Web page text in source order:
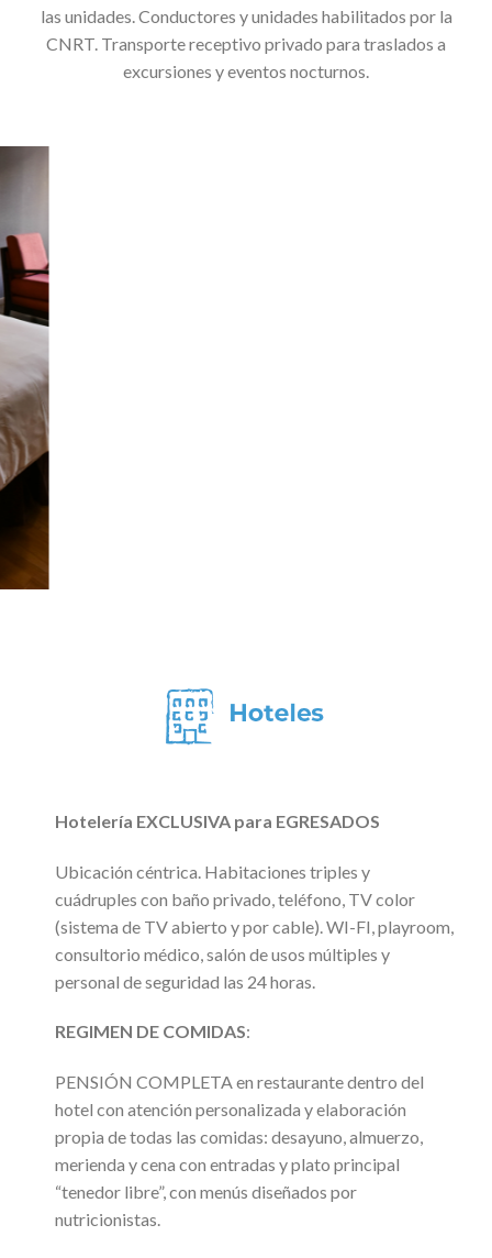
las unidades. Conductores y unidades habilitados por la
CNRT. Transporte receptivo privado para traslados a
excursiones y eventos nocturnos.
Hotelería EXCLUSIVA para EGRESADOS
Ubicación céntrica. Habitaciones triples y
cuádruples con baño privado, teléfono, TV color
(sistema de TV abierto y por cable). WI-FI, playroom,
consultorio médico, salón de usos múltiples y
personal de seguridad las 24 horas.
REGIMEN DE COMIDAS:
PENSIÓN COMPLETA en restaurante dentro del
hotel con atención personalizada y elaboración
propia de todas las comidas: desayuno, almuerzo,
merienda y cena con entradas y plato principal
“tenedor libre”, con menús diseñados por
nutricionistas.